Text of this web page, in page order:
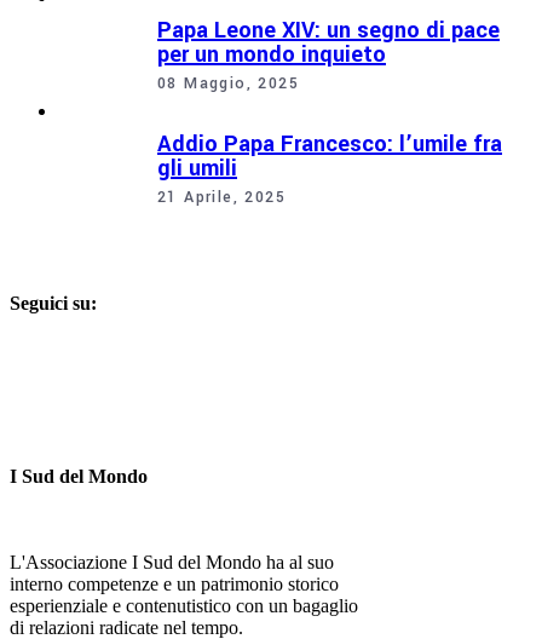
Papa Leone XIV: un segno di pace
per un mondo inquieto
08 Maggio, 2025
Addio Papa Francesco: l’umile fra
gli umili
21 Aprile, 2025
Seguici su:
I Sud del Mondo
L'Associazione I Sud del Mondo ha al suo
interno competenze e un patrimonio storico
esperienziale e contenutistico con un bagaglio
di relazioni radicate nel tempo.